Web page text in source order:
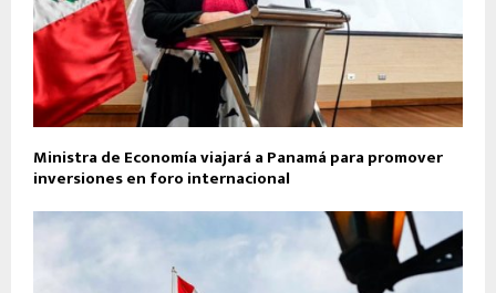
Ministra de Economía viajará a Panamá para promover
inversiones en foro internacional